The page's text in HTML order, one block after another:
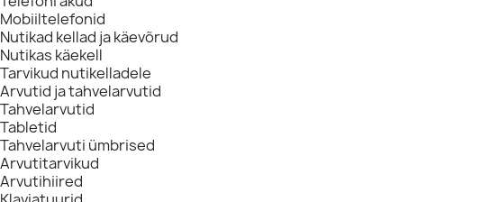
Mobiiltelefonid
Nutikad kellad ja käevõrud
Nutikas käekell
Tarvikud nutikelladele
Arvutid ja tahvelarvutid
Tahvelarvutid
Tabletid
Tahvelarvuti ümbrised
Arvutitarvikud
Arvutihiired